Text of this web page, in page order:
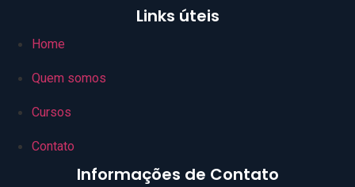
Links úteis
Home
Quem somos
Cursos
Contato
Informações de Contato